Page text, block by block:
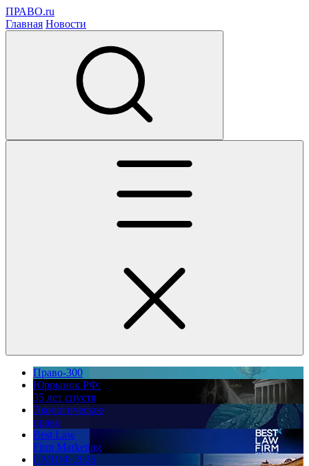
ПРАВО.ru
Главная Новости
Право-300
Юррынок РФ:
35 лет спустя
Экологическое
право
Best Law
Firm Marketing
ПМЮФ 2026